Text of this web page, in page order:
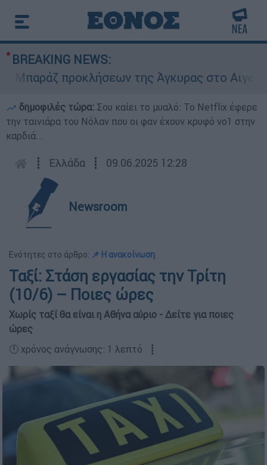
BREAKING NEWS:
προκλήσεων της Άγκυρας στο Αιγαίο:
δημοφιλές τώρα: Σου καίει το μυαλό: Το Netflix έφερε
την ταινιάρα του Νόλαν που οι φαν έχουν κρυφό νο1 στην
καρδιά...
┋ Ελλάδα ┋ 09.06.2025 12:28
Newsroom
Ενότητες στο άρθρο: 📌 Η ανακοίνωση
Ταξί: Στάση εργασίας την Τρίτη
(10/6) – Ποιες ώρες
Χωρίς ταξί θα είναι η Αθήνα αύριο - Δείτε για ποιες
ώρες
🕛 χρόνος ανάγνωσης: 1 λεπτό ┋